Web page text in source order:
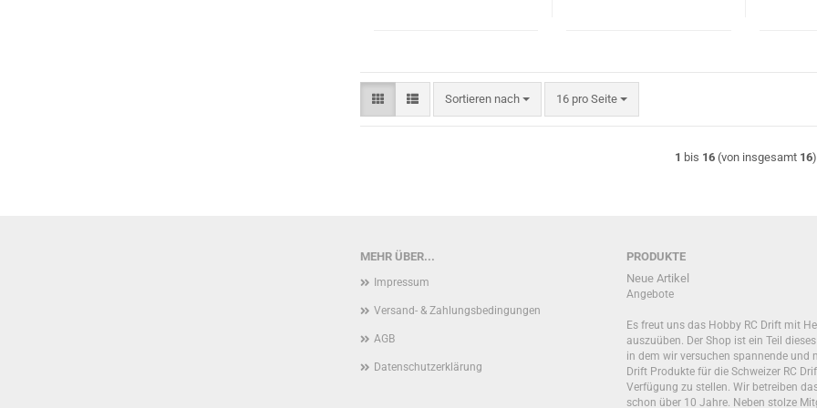
Sortieren nach
Sortieren nach 16 pro Seite
pro Seite
1 bis 16 (von insgesamt 16)
MEHR ÜBER...
Impressum
Versand- & Zahlungsbedingungen
AGB
Datenschutzerklärung
PRODUKTE
Neue Artikel
Angebote
Es freut uns das Hobby RC Drift mit
auszuüben. Der Shop ist ein Teil
in dem wir versuchen spannende und
Drift Produkte für die Schweizer RC
Verfügung zu stellen. Wir betreiben
schon über 10 Jahre. Neben stolze